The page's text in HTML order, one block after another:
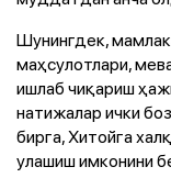
Шунингдек,
маҳсулотлари,
ишлаб чиқариш
натижалар ички
бирга, Хитойга
улашиш имконини